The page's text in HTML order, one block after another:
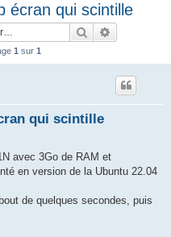
écran qui scintille
Rechercher
1 sur 1
qui scintille
avec 3Go de RAM et
en version de la Ubuntu 22.04
de quelques secondes, puis